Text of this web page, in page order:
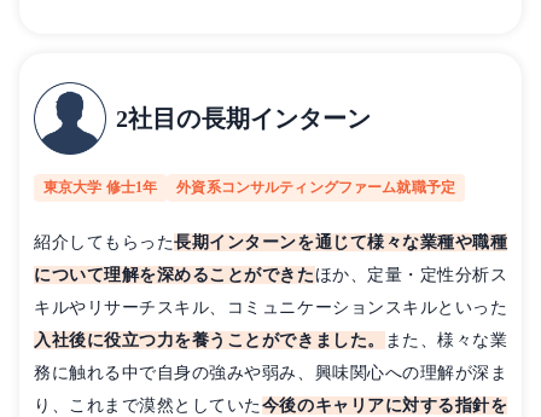
2社目の長期インターン
東京大学 修士1年 外資系コンサルティングファーム就職予定
紹介してもらった長期インターンを通じて様々な業種や職種
について理解を深めることができたほか、定量・定性分析ス
キルやリサーチスキル、コミュニケーションスキルといった
入社後に役立つ力を養うことができました。
また、様々な業
務に触れる中で自身の強みや弱み、興味関心への理解が深ま
り、これまで漠然としていた今後のキャリアに対する指針を